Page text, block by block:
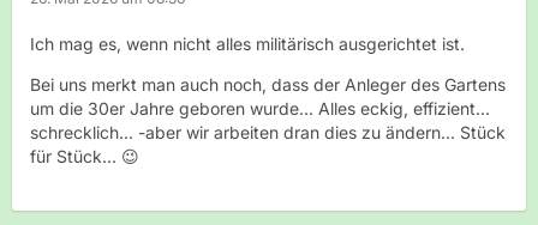
Ich mag es, wenn nicht alles militärisch ausgerichtet ist.
Bei uns merkt man auch noch, dass der Anleger des Gartens
um die 30er Jahre geboren wurde... Alles eckig, effizient...
schrecklich... -aber wir arbeiten dran dies zu ändern... Stück
für Stück... 😉